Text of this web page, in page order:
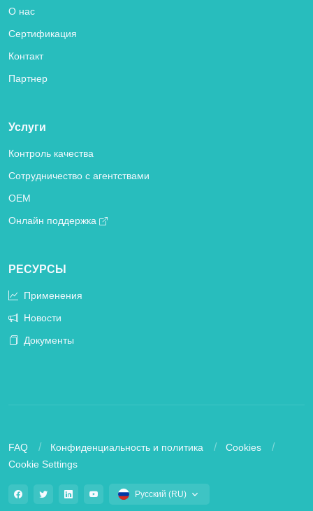
О нас
Сертификация
Контакт
Партнер
Услуги
Контроль качества
Сотрудничество с агентствами
OEM
Онлайн поддержка
РЕСУРСЫ
Применения
Новости
Документы
FAQ Конфиденциальность и политика
Cookies
Cookie Settings
Русский (RU)